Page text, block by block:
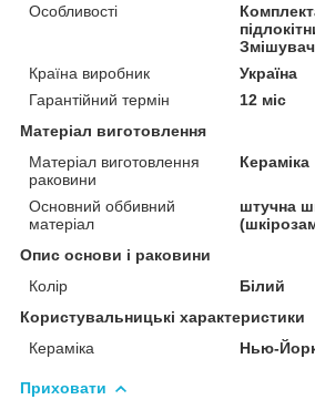
Особливості
Змішувач
Країна виробник
Україна
Гарантійний термін
12 міс
Матеріал виготовлення
Матеріал виготовлення
раковини
Кераміка
Основний оббивний
матеріал
штучна
Опис основи і раковини
Колір
Білий
Користувальницькі характеристики
Кераміка
Нью-
Приховати